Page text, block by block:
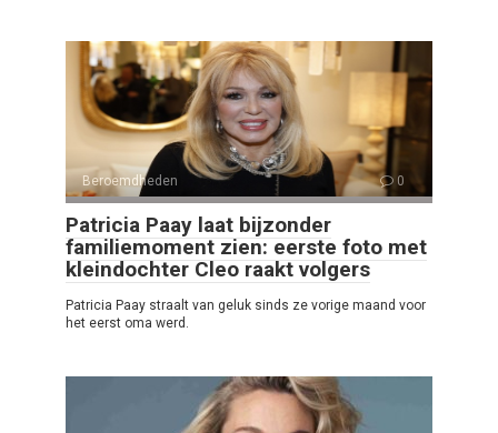
Beroemdheden 0
Patricia Paay laat bijzonder
familiemoment zien: eerste foto met
kleindochter Cleo raakt volgers
Patricia Paay straalt van geluk sinds ze vorige maand voor
het eerst oma werd.